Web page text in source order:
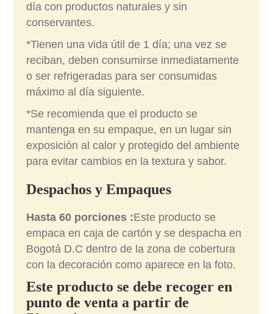
día con productos naturales y sin
conservantes.
*Tienen una vida útil de 1 día; una vez se
reciban, deben consumirse inmediatamente
o ser refrigeradas para ser consumidas
máximo al día siguiente.
*Se recomienda que el producto se
mantenga en su empaque, en un lugar sin
exposición al calor y protegido del ambiente
para evitar cambios en la textura y sabor.
Despachos y Empaques
Hasta 60 porciones :Este producto se
empaca en caja de cartón y se despacha en
Bogotá D.C dentro de la zona de cobertura
con la decoración como aparece en la foto.
Este producto se debe recoger en
punto de venta a partir de